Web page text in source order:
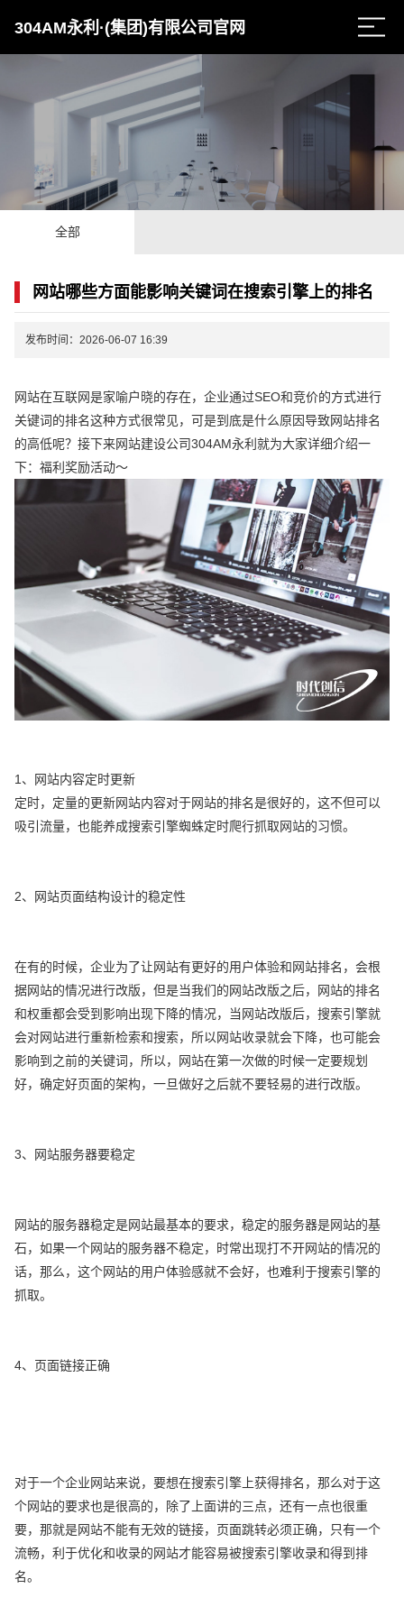
304AM永利·(集团)有限公司官网
全部
网站哪些方面能影响关键词在搜索引擎上的排名
发布时间：2026-06-07 16:39
网站在互联网是家喻户晓的存在，企业通过SEO和竞价的方式进行
关键词的排名这种方式很常见，可是到底是什么原因导致网站排名
的高低呢？接下来网站建设公司304AM永利就为大家详细介绍一
下：福利奖励活动～
1、网站内容定时更新
定时，定量的更新网站内容对于网站的排名是很好的，这不但可以
吸引流量，也能养成搜索引擎蜘蛛定时爬行抓取网站的习惯。
2、网站页面结构设计的稳定性
在有的时候，企业为了让网站有更好的用户体验和网站排名，会根
据网站的情况进行改版，但是当我们的网站改版之后，网站的排名
和权重都会受到影响出现下降的情况，当网站改版后，搜索引擎就
会对网站进行重新检索和搜索，所以网站收录就会下降，也可能会
影响到之前的关键词，所以，网站在第一次做的时候一定要规划
好，确定好页面的架构，一旦做好之后就不要轻易的进行改版。
3、网站服务器要稳定
网站的服务器稳定是网站最基本的要求，稳定的服务器是网站的基
石，如果一个网站的服务器不稳定，时常出现打不开网站的情况的
话，那么，这个网站的用户体验感就不会好，也难利于搜索引擎的
抓取。
4、页面链接正确
对于一个企业网站来说，要想在搜索引擎上获得排名，那么对于这
个网站的要求也是很高的，除了上面讲的三点，还有一点也很重
要，那就是网站不能有无效的链接，页面跳转必须正确，只有一个
流畅，利于优化和收录的网站才能容易被搜索引擎收录和得到排
名。